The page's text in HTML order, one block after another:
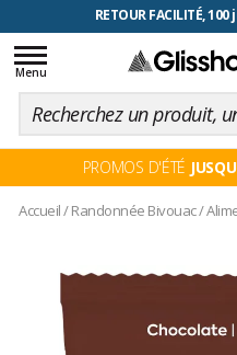
RETOUR FACILITÉ,
Toggle
navigation
Menu
PROMOS D'ÉTÉ
Accueil/Randonnée Bivouac/